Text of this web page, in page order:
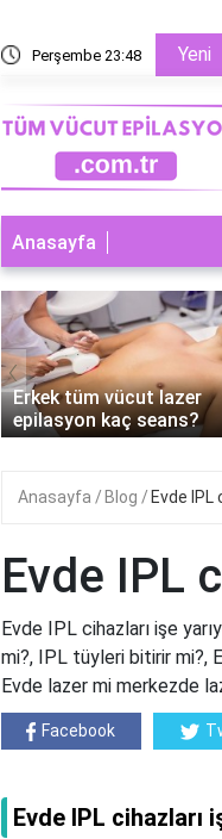
Perşembe 23:48 Yeni
Anasayfa
Erkek tüm vücut lazer
epilasyon kaç seans?
‹
Anasayfa Blog Evde IPL
Evde IPL
Evde IPL cihazları işe
mi?, IPL tüyleri bitirir mi?,
Evde lazer mi merkezde
Facebook
Evde IPL cihazları